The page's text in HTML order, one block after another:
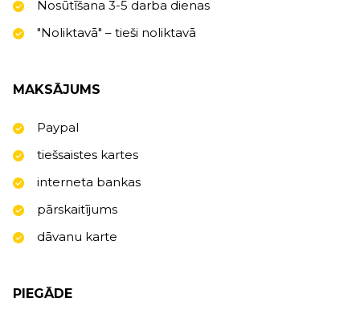
Nosūtīšana 3-5 darba dienas
"Noliktavā" – tieši noliktavā
MAKSĀJUMS
Paypal
tiešsaistes kartes
interneta bankas
pārskaitījums
dāvanu karte
PIEGĀDE